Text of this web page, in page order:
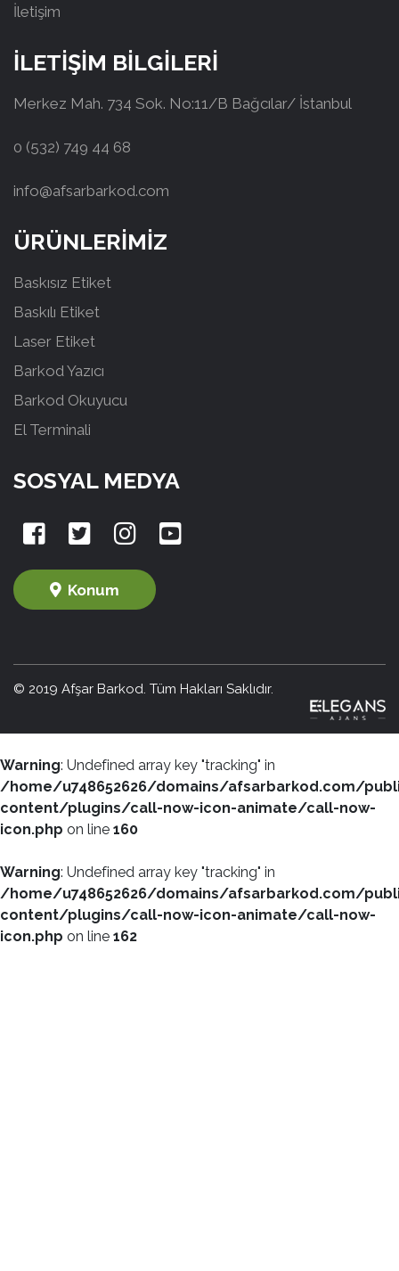
İletişim
İLETİŞİM BİLGİLERİ
Merkez Mah. 734 Sok. No:11/B Bağcılar/ İstanbul
0 (532) 749 44 68
info@afsarbarkod.com
ÜRÜNLERİMİZ
Baskısız Etiket
Baskılı Etiket
Laser Etiket
Barkod Yazıcı
Barkod Okuyucu
El Terminali
SOSYAL MEDYA
Konum
© 2019 Afşar Barkod. Tüm Hakları Saklıdır.
Warning: Undefined array key "tracking" in
/home/u748652626/domains/afsarbarkod.com/
content/plugins/call-now-icon-animate/call-now-
icon.php on line 160
Warning: Undefined array key "tracking" in
/home/u748652626/domains/afsarbarkod.com/
content/plugins/call-now-icon-animate/call-now-
icon.php on line 162